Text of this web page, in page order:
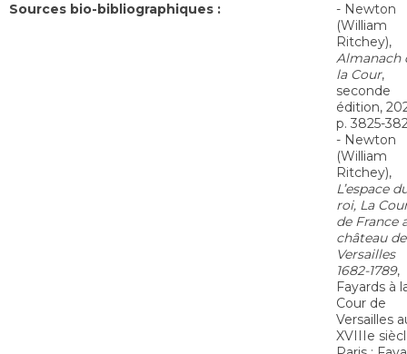
Sources bio-bibliographiques :
- Newton
(William
Ritchey),
Almanach
la Cour,
seconde
édition,
p. 3825-
- Newton
(William
Ritchey),
L’espace
roi, La
de France
château de
Versailles
1682-1789,
Fayards à
Cour de
Versailles
XVIIIe